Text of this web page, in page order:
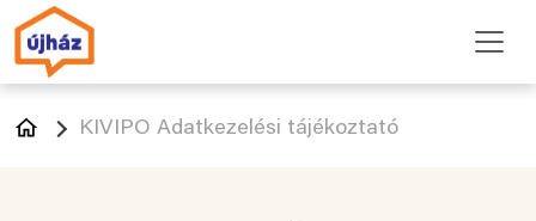
KIVIPO Adatkezelési tájékoztató